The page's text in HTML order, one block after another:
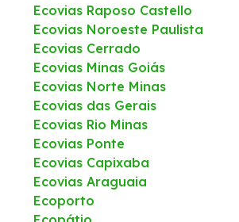
Ecovias Raposo Castello
Ecovias Noroeste Paulista
Ecovias Cerrado
Ecovias Minas Goiás
Ecovias Norte Minas
Ecovias das Gerais
Ecovias Rio Minas
Ecovias Ponte
Ecovias Capixaba
Ecovias Araguaia
Ecoporto